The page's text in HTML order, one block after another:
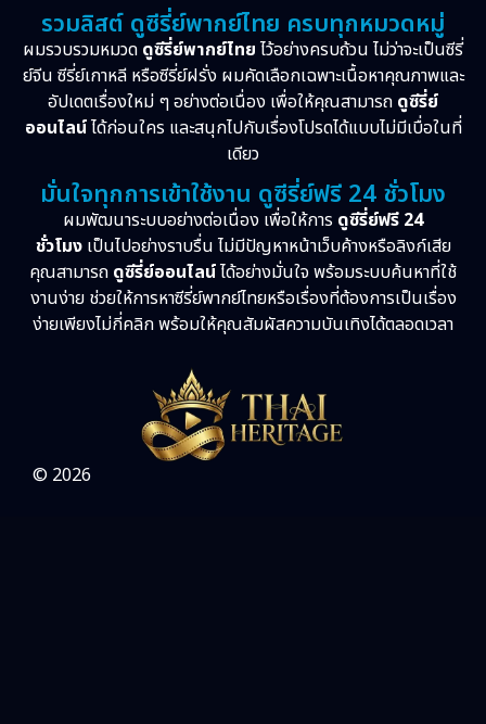
รวมลิสต์ ดูซีรี่ย์พากย์ไทย ครบทุกหมวดหมู่
ผมรวบรวมหมวด ดูซีรี่ย์พากย์ไทย ไว้อย่างครบถ้วน ไม่ว่าจะเป็นซีรี่
ย์จีน ซีรี่ย์เกาหลี หรือซีรี่ย์ฝรั่ง ผมคัดเลือกเฉพาะเนื้อหาคุณภาพและ
อัปเดตเรื่องใหม่ ๆ อย่างต่อเนื่อง เพื่อให้คุณสามารถ ดูซีรี่ย์
ออนไลน์ได้ก่อนใคร และสนุกไปกับเรื่องโปรดได้แบบไม่มีเบื่อในที่
เดียว
มั่นใจทุกการเข้าใช้งาน ดูซีรี่ย์ฟรี 24 ชั่วโมง
ผมพัฒนาระบบอย่างต่อเนื่อง เพื่อให้การ ดูซีรี่ย์ฟรี 24
ชั่วโมงเป็นไปอย่างราบรื่น ไม่มีปัญหาหน้าเว็บค้างหรือลิงก์เสีย
คุณสามารถ ดูซีรี่ย์ออนไลน์ได้อย่างมั่นใจ พร้อมระบบค้นหาที่ใช้
งานง่าย ช่วยให้การหาซีรี่ย์พากย์ไทยหรือเรื่องที่ต้องการเป็นเรื่อง
ง่ายเพียงไม่กี่คลิก พร้อมให้คุณสัมผัสความบันเทิงได้ตลอดเวลา
© 2026